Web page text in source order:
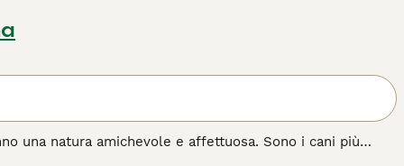
una natura amichevole e affettuosa. Sono i cani più